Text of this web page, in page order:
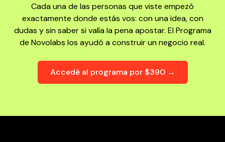
Cada una de las personas que viste empezó
exactamente donde estás vos: con una idea, con
dudas y sin saber si valía la pena apostar. El Programa
de Novolabs los ayudó a construir un negocio real.
Accedé al programa por $390 →